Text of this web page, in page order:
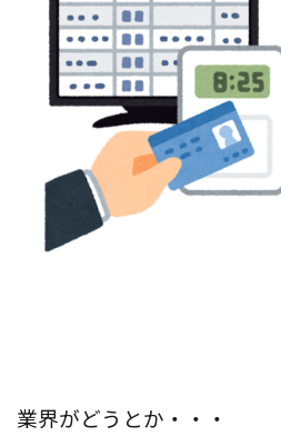
業界がどうとか・・・